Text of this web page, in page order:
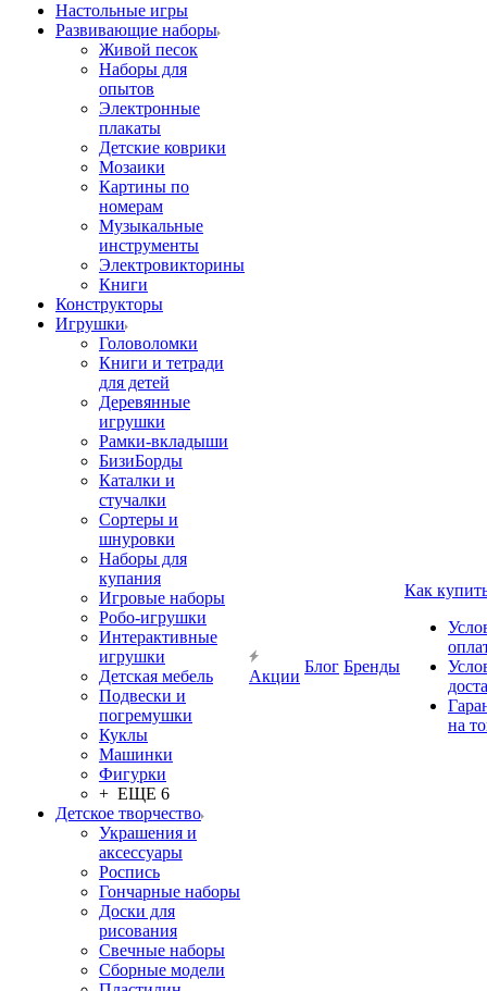
Настольные игры
Развивающие наборы
Живой песок
Наборы для
опытов
Электронные
плакаты
Детские коврики
Мозаики
Картины по
номерам
Музыкальные
инструменты
Электровикторины
Книги
Конструкторы
Игрушки
Головоломки
Книги и тетради
для детей
Деревянные
игрушки
Рамки-вкладыши
БизиБорды
Каталки и
стучалки
Сортеры и
шнуровки
Наборы для
купания
Игровые наборы
Робо-игрушки
Интерактивные
игрушки
Детская мебель
Подвески и
погремушки
Куклы
Машинки
Фигурки
+ ЕЩЕ 6
Детское творчество
Украшения и
аксессуары
Роспись
Гончарные наборы
Доски для
рисования
Свечные наборы
Сборные модели
Акции
Блог Бренды
Как
на